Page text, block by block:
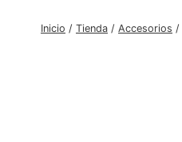
Inicio / Tienda / Accesorios /